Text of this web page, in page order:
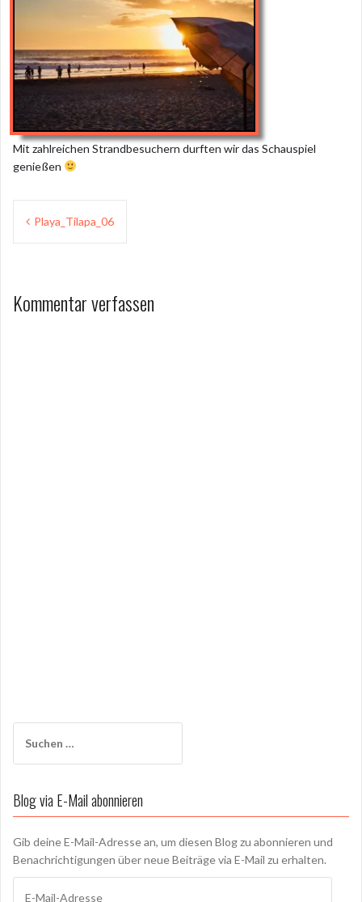
Mit zahlreichen Strandbesuchern durften wir das Schauspiel
genießen
Beitragsnavigation
Playa_Tilapa_06
Kommentar verfassen
nach:
Blog via E-Mail abonnieren
Gib deine E-Mail-Adresse an, um diesen Blog zu abonnieren und
Benachrichtigungen über neue Beiträge via E-Mail zu erhalten.